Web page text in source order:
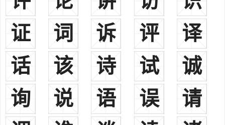
南北朝以来谢氏家族的十二大郡望：
汉晋以来，谢氏见于史册者以陈郡、会稽为盛，陈郡本支载在
《陈国阳夏谢氏谱》，会稽山阴则亦难谱，仅就知者谱也。夷吾为山
阴之始，盖山阴之祖。其后则有谭、赞、渊、厷、煚、承、崇、斐、
秀等俱仕吴；端、风、奉、聘、輶、胜、沉、敷（隐）等俱仕晋，；
达仕梁而歧、峤仕陈。两族以外可见者尚有：一曰南阳，则有宛与章
陵，宛有景仕吴，章陵有该仕汉。二曰冯翊，盖北地扶风一族也，扶
风有谢服，汉末为为将，改为射咸，其子孙则有坚、援仕蜀。三曰下
邳则有安仕汉，四曰汝南则有甄、廉、季孝俱仕汉，五曰东郡则有弼
证
词 诉 评
译
话
该 诗 试
诚
询
说 语 误
请